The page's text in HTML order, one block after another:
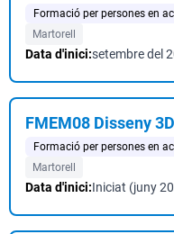
Formació per persones en
Martorell
Data d'inici:setembre del
FMEM08 Disseny
Formació per persones en
Martorell
Data d'inici:Iniciat (juny